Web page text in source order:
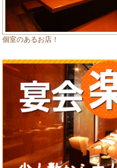
個室のあるお店！